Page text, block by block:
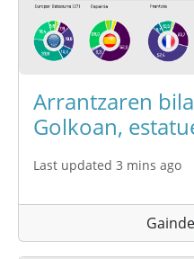
Arrantzaren
Golkoan,
Last updated 3 mins ago